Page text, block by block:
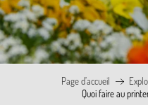
Page d’accueil
Quoi faire au